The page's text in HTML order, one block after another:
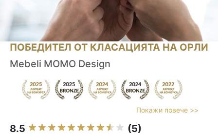
ПОБЕДИТЕЛ ОТ КЛАСАЦИЯТА НА ОРЛИ
Mebeli MOMO Design
Покажи повече >>
8.5 (5)